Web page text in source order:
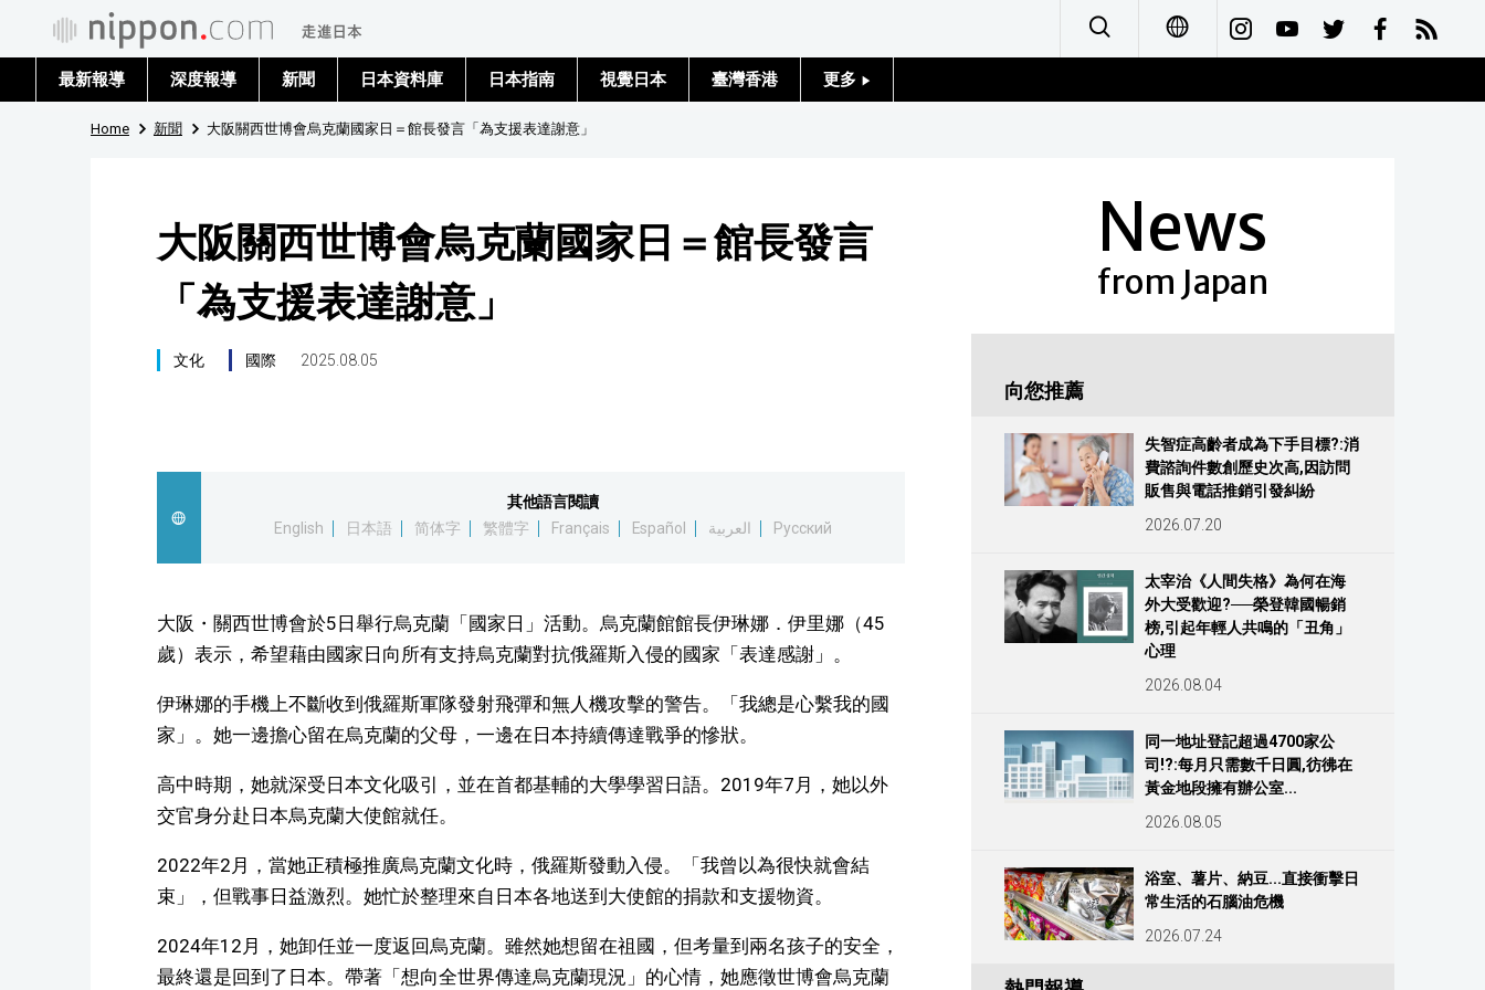
Français
最新報導 深度報導 新聞 日本資料庫 日本指南 視覺日本 臺灣香港 更多
政治外交
生活
東京
編輯部通知
Home 新聞 大阪關西世博會烏克蘭國家日＝館長發言「為支援表達謝意」
大阪關西世博會烏克蘭國家日＝館長發言
「為支援表達謝意」
文化 國際 2025.08.05
其他語言閱讀
English
日本語 简体字 繁體字 Français Español العربية Русский
大阪・關西世博會於5日舉行烏克蘭「國家日」活動。烏克蘭館館長伊琳娜．伊里娜（45
歲）表示，希望藉由國家日向所有支持烏克蘭對抗俄羅斯入侵的國家「表達感謝」。
伊琳娜的手機上不斷收到俄羅斯軍隊發射飛彈和無人機攻擊的警告。「我總是心繫我的國
家」。她一邊擔心留在烏克蘭的父母，一邊在日本持續傳達戰爭的慘狀。
高中時期，她就深受日本文化吸引，並在首都基輔的大學學習日語。2019年7月，她以外
交官身分赴日本烏克蘭大使館就任。
2022年2月，當她正積極推廣烏克蘭文化時，俄羅斯發動入侵。「我曾以為很快就會結
束」，但戰事日益激烈。她忙於整理來自日本各地送到大使館的捐款和支援物資。
2024年12月，她卸任並一度返回烏克蘭。雖然她想留在祖國，但考量到兩名孩子的安全，
最終還是回到了日本。帶著「想向全世界傳達烏克蘭現況」的心情，她應徵世博會烏克蘭
News
from Japan
向您推薦
失智症高齡者成為下手目標?:消
費諮詢件數創歷史次高,因訪問
販售與電話推銷引發糾紛
2026.07.20
太宰治《人間失格》為何在海
外大受歡迎?──榮登韓國暢銷
榜,引起年輕人共鳴的「丑角」
心理
2026.08.04
同一地址登記超過4700家公
司!?:每月只需數千日圓,彷彿在
黃金地段擁有辦公室...
2026.08.05
浴室、薯片、納豆...直接衝擊日
常生活的石腦油危機
2026.07.24